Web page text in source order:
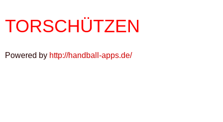
TORSCHÜTZEN
Powered by http://handball-apps.de/